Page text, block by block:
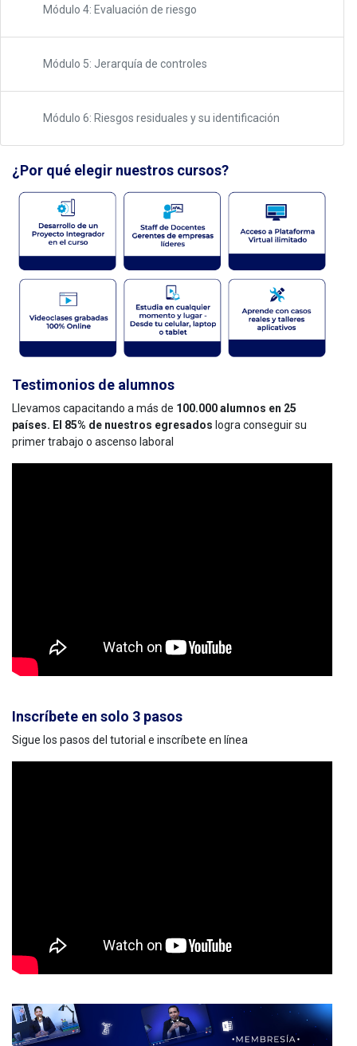
Módulo 4: Evaluación de riesgo
Módulo 5: Jerarquía de controles
Módulo 6: Riesgos residuales y su identificación
¿Por qué elegir nuestros cursos?
Testimonios de alumnos
Llevamos capacitando a más de 100.000 alumnos en 25
países. El 85% de nuestros egresados logra conseguir su
primer trabajo o ascenso laboral
Inscríbete en solo 3 pasos
Sigue los pasos del tutorial e inscríbete en línea